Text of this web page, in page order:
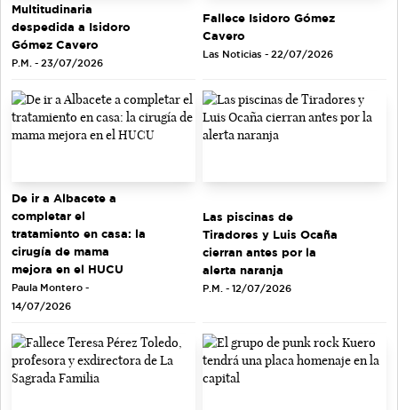
Multitudinaria
despedida a Isidoro
Gómez Cavero
P.M. - 23/07/2026
Fallece Isidoro Gómez
Cavero
Las Noticias - 22/07/2026
De ir a Albacete a
completar el
tratamiento en casa: la
cirugía de mama
mejora en el HUCU
Paula Montero -
14/07/2026
Las piscinas de
Tiradores y Luis Ocaña
cierran antes por la
alerta naranja
P.M. - 12/07/2026